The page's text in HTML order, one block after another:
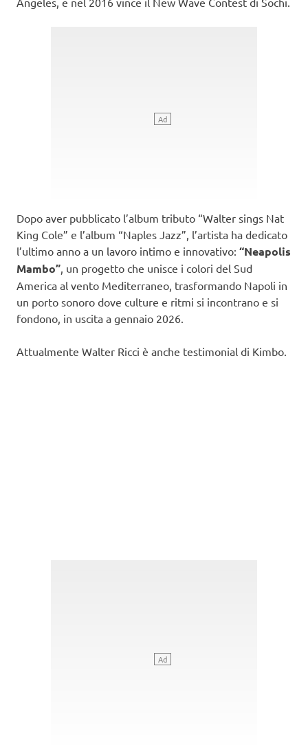
Dopo aver pubblicato l’album tributo “Walter sings Nat
King Cole” e l’album “Naples Jazz”, l’artista ha dedicato
l’ultimo anno a un lavoro intimo e innovativo: “Neapolis
Mambo” , un progetto che unisce i colori del Sud
America al vento Mediterraneo, trasformando Napoli in
un porto sonoro dove culture e ritmi si incontrano e si
fondono, in uscita a gennaio 2026.
Attualmente Walter Ricci è anche testimonial di Kimbo.